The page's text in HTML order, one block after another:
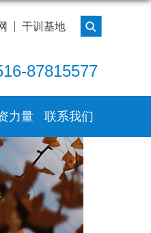
干训基地
87815577
力量 联系我们